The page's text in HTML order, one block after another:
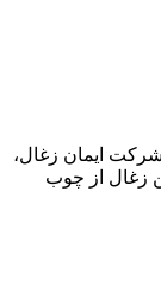
ایمان زغال،
زغال از چوب